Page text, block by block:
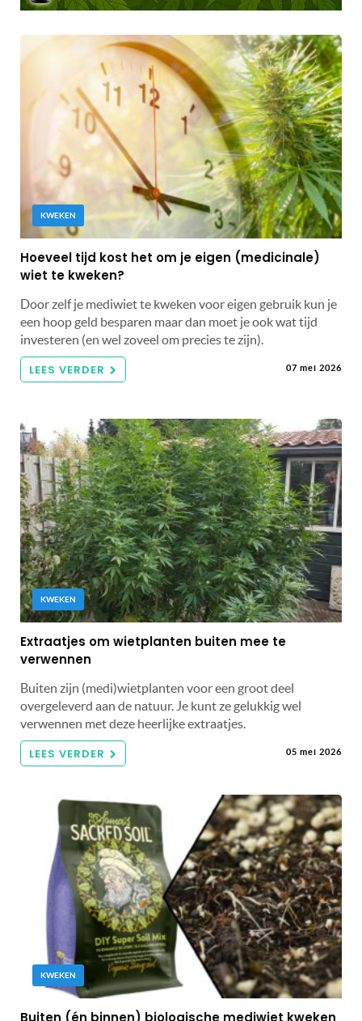
KWEKEN
Hoeveel tijd kost het om je eigen (medicinale)
wiet te kweken?
Door zelf je mediwiet te kweken voor eigen gebruik kun je
een hoop geld besparen maar dan moet je ook wat tijd
investeren (en wel zoveel om precies te zijn).
LEES VERDER 07 mei 2026
KWEKEN
Extraatjes om wietplanten buiten mee te
verwennen
Buiten zijn (medi)wietplanten voor een groot deel
overgeleverd aan de natuur. Je kunt ze gelukkig wel
verwennen met deze heerlijke extraatjes.
LEES VERDER 05 mei 2026
KWEKEN